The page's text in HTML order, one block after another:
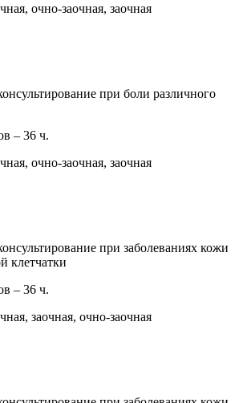
очно-заочная, заочная
при боли различного
– 36 ч.
очно-заочная, заочная
при заболеваниях кожи
клетчатки
– 36 ч.
заочная, очно-заочная